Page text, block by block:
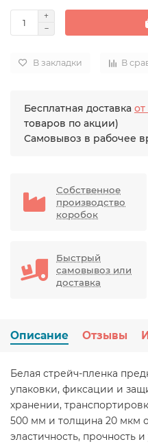
В закладки В
Бесплатная доставка от
товаров по акции)
Самовывоз в рабочее
Собственное
производство
коробок
Быстрый
самовывоз или
доставка
Описание Отзывы
Белая стрейч-пленка
упаковки, фиксации и
хранении,
500 мм и толщина 20 мкм
эластичность, прочность